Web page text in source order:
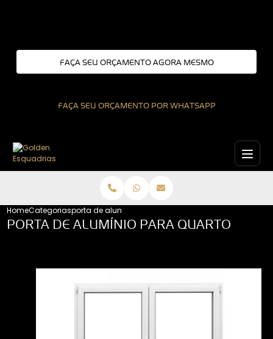
FAÇA SEU ORÇAMENTO AGORA MESMO
FAÇA SEU ORÇAMENTO POR WHATSAPP
HomeCategoriasporta de aluminio para quarto
PORTA DE ALUMÍNIO PARA QUARTO